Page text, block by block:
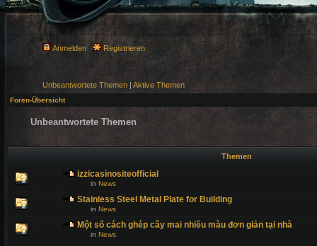
Anmelden Registrieren
Unbeantwortete Themen | Aktive Themen
Foren-Übersicht
Unbeantwortete Themen
Themen
izzicasinositeofficial
in News
Stainless Steel Metal Plate for Building
in News
Một số cách ghép cây mai nhiều màu đơn giản tại nhà
in News